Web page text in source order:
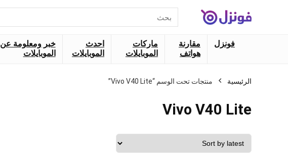
عن:
فونزل
مقارنة
هواتف
ماركات
الموبايلات
احدث
الموبايلات
خبر ومعلومة عن
الموبايلات
الرئيسية منتجات تحت الوسم “Vivo V40 Lite”
Vivo V40 Lite